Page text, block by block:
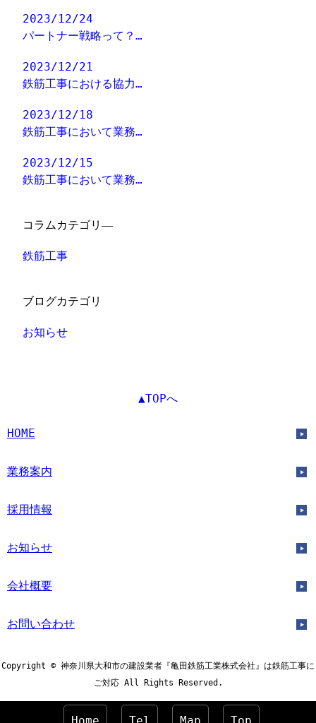
2023/12/24
パートナー戦略って？…
2023/12/21
鉄筋工事における協力…
2023/12/18
鉄筋工事において業務…
2023/12/15
鉄筋工事において業務…
コラムカテゴリ―
鉄筋工事
ブログカテゴリ
お知らせ
▲TOPへ
HOME
業務案内
採用情報
お知らせ
会社概要
お問い合わせ
Copyright © 神奈川県大和市の建設業者『亀田鉄筋工業株式会社』は鉄筋工事に
ご対応 All Rights Reserved.